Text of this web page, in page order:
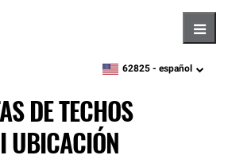
zipcode,language
62825 - español
DE TECHOS
UBICACIÓN